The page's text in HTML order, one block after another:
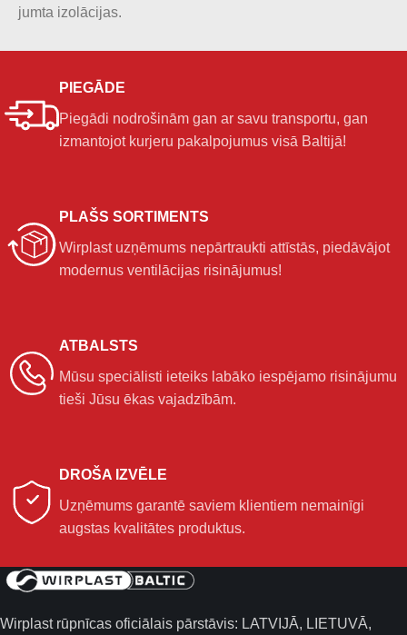
jumta izolācijas.
PIEGĀDE
Piegādi nodrošinām gan ar savu transportu, gan
izmantojot kurjeru pakalpojumus visā Baltijā!
PLAŠS SORTIMENTS
Wirplast uzņēmums nepārtraukti attīstās, piedāvājot
modernus ventilācijas risinājumus!
ATBALSTS
Mūsu speciālisti ieteiks labāko iespējamo risinājumu
tieši Jūsu ēkas vajadzībām.
DROŠA IZVĒLE
Uzņēmums garantē saviem klientiem nemainīgi
augstas kvalitātes produktus.
Wirplast rūpnīcas oficiālais pārstāvis: LATVIJĀ, LIETUVĀ,